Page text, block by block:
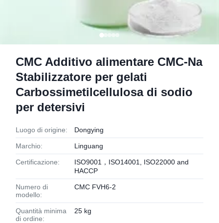
CMC Additivo alimentare CMC-Na
Stabilizzatore per gelati
Carbossimetilcellulosa di sodio
per detersivi
Luogo di origine: Dongying
Marchio: Linguang
Certificazione:
ISO9001，ISO14001, ISO22000 and
HACCP
Numero di
modello:
CMC FVH6-2
Quantità minima
di ordine:
25 kg